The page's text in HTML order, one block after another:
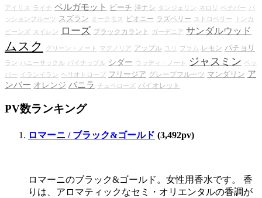
アイリス ライチ ベルガモット ピーチ 洋ナシ タンジェリン ネロリ ベチバー パ
ッションフルーツ
スズラン オークモス ピオニー ラズベリー ストロベリー
トンカ
ビーンズ
スイレン ローズ ブラックカラント ガーデニア サンダルウッド
ムスク グリーン・ノート マグノリア アップル ユリ プラム レモン パチョリ
ラン ハニーサックル パイナップル シダー ウッディ・ノート ジャスミン ペッ
パー
イランイラン ヘリオトロープ フリージア グレープフルーツ マンダリン ア
ンバー オレンジ バニラ チュベローズ バイオレット
PV数ランキング
ロマーニ / ブラック&ゴールド (3,492pv)
ロマーニのブラック&ゴールド。女性用香水です。 香
りは、アロマティックなセミ・オリエンタルの香調が